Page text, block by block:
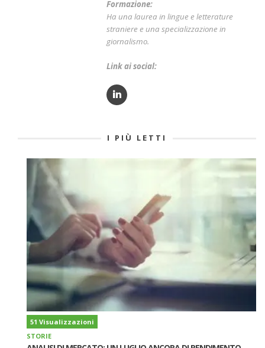
Formazione:
Ha una laurea in lingue e letterature
straniere e una specializzazione in
giornalismo.
Link ai social:
I PIÙ LETTI
51 Visualizzazioni
STORIE